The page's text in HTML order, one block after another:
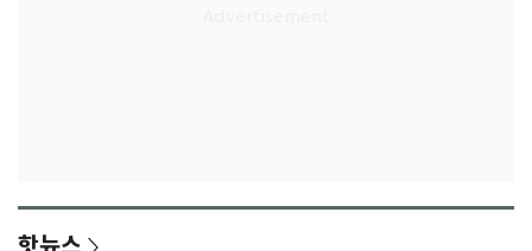
핫뉴스